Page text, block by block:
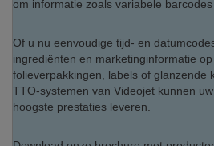
om informatie zoals variabele barcodes
Of u nu eenvoudige tijd- en
ingrediënten en marketinginformatie
folieverpakkingen, labels of glanzende
TTO-systemen van Videojet kunnen
hoogste prestaties leveren.